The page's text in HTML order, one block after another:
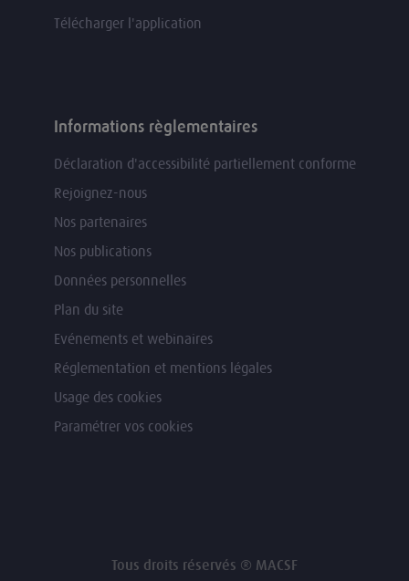
Télécharger l'application
Informations règlementaires
Déclaration d'accessibilité partiellement conforme
Rejoignez-nous
Nos partenaires
Nos publications
Données personnelles
Plan du site
Evénements et webinaires
Réglementation et mentions légales
Usage des cookies
Paramétrer vos cookies
Tous droits réservés ® MACSF